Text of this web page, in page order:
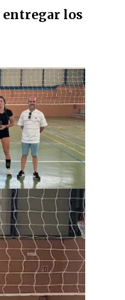
entregar los